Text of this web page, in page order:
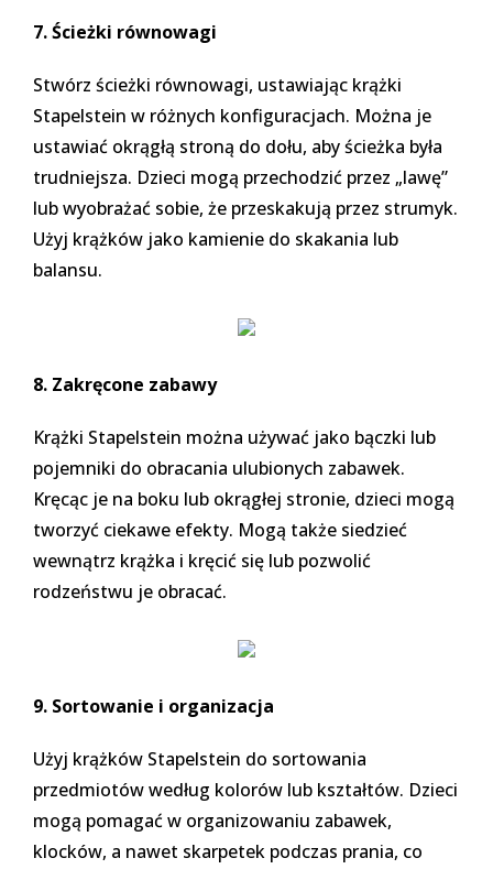
7. Ścieżki równowagi
Stwórz ścieżki równowagi, ustawiając krążki
Stapelstein w różnych konfiguracjach. Można je
ustawiać okrągłą stroną do dołu, aby ścieżka była
trudniejsza. Dzieci mogą przechodzić przez „lawę”
lub wyobrażać sobie, że przeskakują przez strumyk.
Użyj krążków jako kamienie do skakania lub
balansu.
8. Zakręcone zabawy
Krążki Stapelstein można używać jako bączki lub
pojemniki do obracania ulubionych zabawek.
Kręcąc je na boku lub okrągłej stronie, dzieci mogą
tworzyć ciekawe efekty. Mogą także siedzieć
wewnątrz krążka i kręcić się lub pozwolić
rodzeństwu je obracać.
9. Sortowanie i organizacja
Użyj krążków Stapelstein do sortowania
przedmiotów według kolorów lub kształtów. Dzieci
mogą pomagać w organizowaniu zabawek,
klocków, a nawet skarpetek podczas prania, co